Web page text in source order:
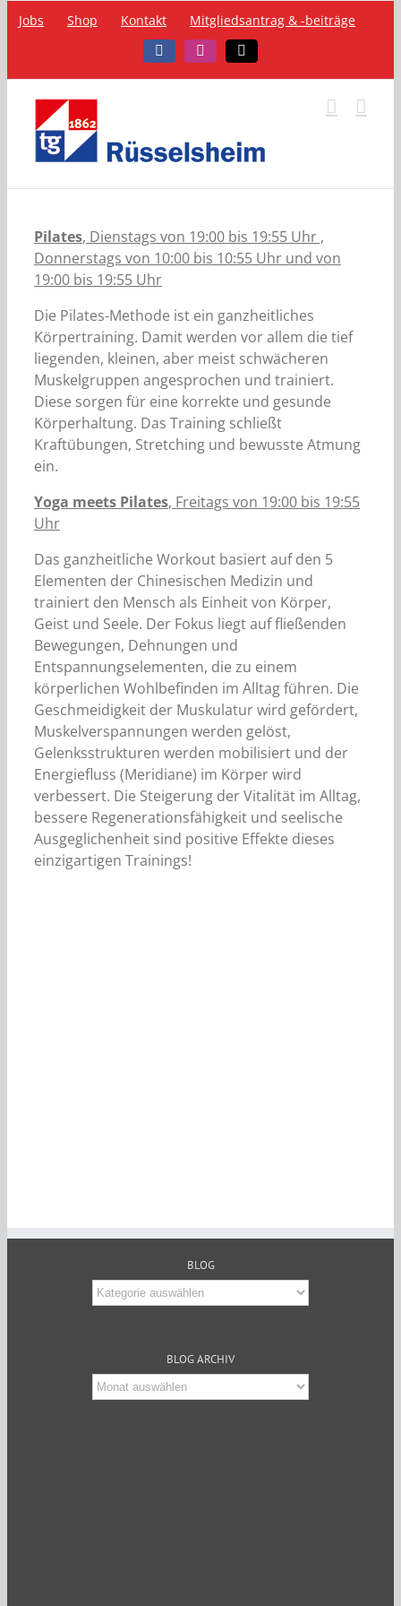
Inhalt
Jobs Shop Kontakt Mitgliedsantrag & -beiträge
FacebookInstagramTelefon
Pilates, Dienstags von 19:00 bis 19:55 Uhr ,
Donnerstags von 10:00 bis 10:55 Uhr und von
19:00 bis 19:55 Uhr
Die Pilates-Methode ist ein ganzheitliches
Körpertraining. Damit werden vor allem die tief
liegenden, kleinen, aber meist schwächeren
Muskelgruppen angesprochen und trainiert.
Diese sorgen für eine korrekte und gesunde
Körperhaltung. Das Training schließt
Kraftübungen, Stretching und bewusste Atmung
ein.
Yoga meets Pilates, Freitags von 19:00 bis 19:55
Uhr
Das ganzheitliche Workout basiert auf den 5
Elementen der Chinesischen Medizin und
trainiert den Mensch als Einheit von Körper,
Geist und Seele. Der Fokus liegt auf fließenden
Bewegungen, Dehnungen und
Entspannungselementen, die zu einem
körperlichen Wohlbefinden im Alltag führen. Die
Geschmeidigkeit der Muskulatur wird gefördert,
Muskelverspannungen werden gelöst,
Gelenksstrukturen werden mobilisiert und der
Energiefluss (Meridiane) im Körper wird
verbessert. Die Steigerung der Vitalität im Alltag,
bessere Regenerationsfähigkeit und seelische
Ausgeglichenheit sind positive Effekte dieses
einzigartigen Trainings!
BLOG
Blog
BLOG ARCHIV
Blog
Archiv